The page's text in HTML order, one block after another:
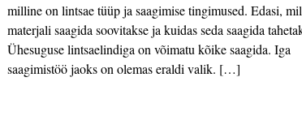
milline on lintsae tüüp ja saagimise tingimused. Edasi,
materjali saagida soovitakse ja kuidas seda saagida
Ühesuguse lintsaelindiga on võimatu kõike saagida. Iga
saagimistöö jaoks on olemas eraldi valik. […]